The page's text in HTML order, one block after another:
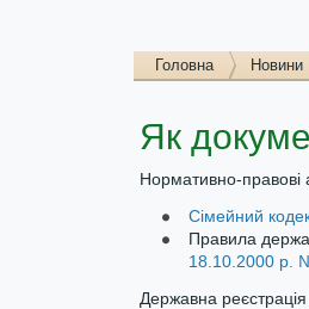
Головна Новини
Як
Нормативно-правові
Сімейний
Правила
18.10.2000 р.
Державна